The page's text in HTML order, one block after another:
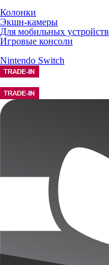
Колонки
Экшн-камеры
Для мобильных устройств
Игровые консоли
Nintendo Switch